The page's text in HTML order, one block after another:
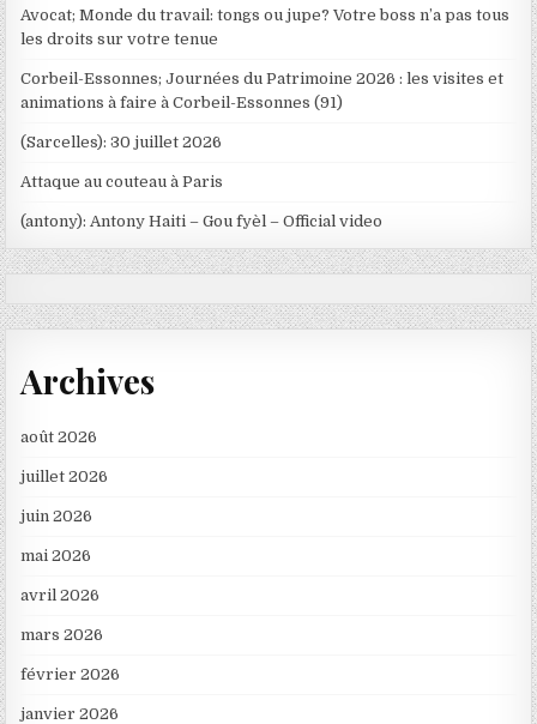
Avocat; Monde du travail: tongs ou jupe? Votre boss n’a pas tous
les droits sur votre tenue
Corbeil-Essonnes; Journées du Patrimoine 2026 : les visites et
animations à faire à Corbeil-Essonnes (91)
(Sarcelles): 30 juillet 2026
Attaque au couteau à Paris
(antony): Antony Haiti – Gou fyèl – Official video
Archives
août 2026
juillet 2026
juin 2026
mai 2026
avril 2026
mars 2026
février 2026
janvier 2026